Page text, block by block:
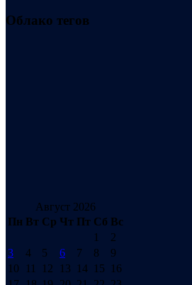
Облако тегов
Август 2026
Пн Вт Ср Чт Пт Сб Вс
1
2
3
4 5 6 7 8
9
10
11 12 13 14 15
16